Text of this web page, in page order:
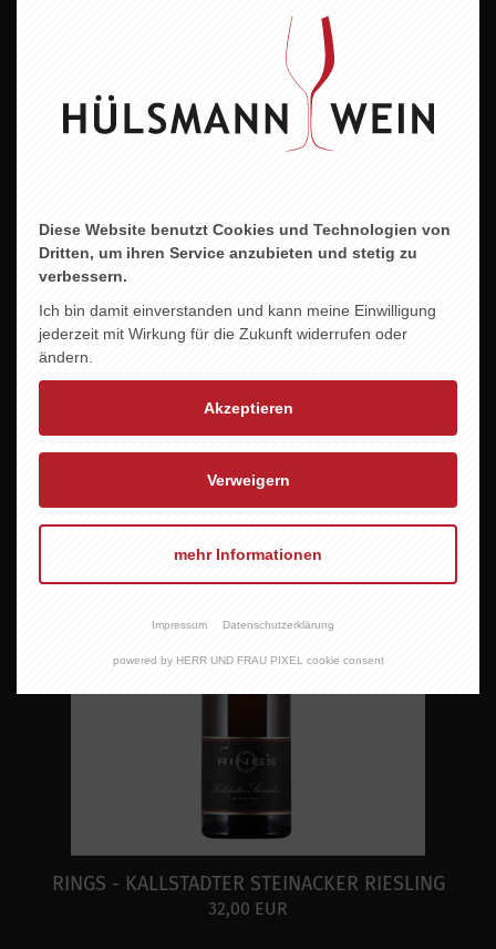
Enthält Sulfite
ZU DIESEM PRODUKT PASST ...
RINGS - KALLSTADTER STEINACKER RIESLING
32,00 EUR
Diese Website benutzt Cookies und Technologien von
Dritten, um ihren Service anzubieten und stetig zu
verbessern.
Ich bin damit einverstanden und kann meine Einwilligung
jederzeit mit Wirkung für die Zukunft widerrufen oder
ändern.
Akzeptieren
Verweigern
mehr Informationen
Impressum Datenschutzerklärung
powered by HERR UND FRAU PIXEL cookie consent